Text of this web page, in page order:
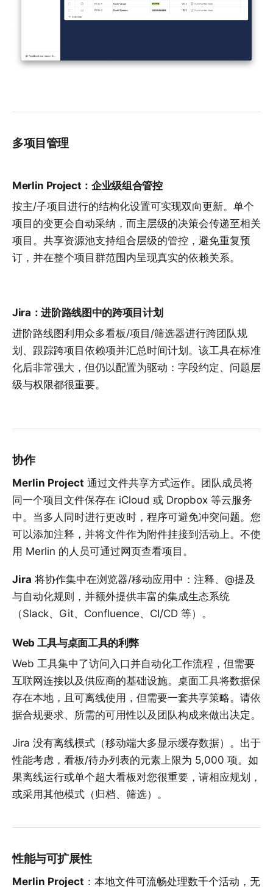
多项目管理
Merlin Project：企业级组合管控
按主/子项目进行的结构化设置可实现双向更新。单个
项目的变更会自动采纳，而主层级的决策会传递至相关
项目。共享资源池支持组合层级的管控，避免重复预
订，并在整个项目群范围内呈现真实的依赖关系。
Jira：进阶路线图中的跨项目计划
进阶路线图利用众多看板/项目/筛选器进行跨团队规
划、跟踪跨项目依赖项并汇总时间计划。该工具在标准
化后非常强大，但仍以配置为驱动：字段约定、问题层
级与权限都很重要。
协作
Merlin Project 通过文件共享方式运作。团队成员将
同一个项目文件保存在 iCloud 或 Dropbox 等云服务
中。当多人同时进行更改时，程序可避免冲突问题。您
可以添加注释，并将文件作为附件挂接到活动上。不使
用 Merlin 的人员可通过网页查看项目。
Jira 将协作集中在浏览器/移动应用中：注释、@提及
与自动化规则，并额外提供丰富的集成生态系统
（Slack、Git、Confluence、CI/CD 等）。
Web 工具与桌面工具的利弊
Web 工具集中了访问入口并自动化工作流程，但需要
互联网连接以及供应商的基础设施。桌面工具将数据保
存在本地，且可离线使用，但需要一套共享策略。请依
据合规要求、所需的可用性以及团队构成来做出决定。
Jira 没有离线模式（移动端大多显示缓存数据）。出于
性能考虑，看板/待办列表的元素上限为 5,000 项。如
果离线运行或单个超大看板对您很重要，请相应规划，
或采用其他模式（归档、筛选）。
性能与可扩展性
Merlin Project ：本地文件可流畅处理数千个活动，无